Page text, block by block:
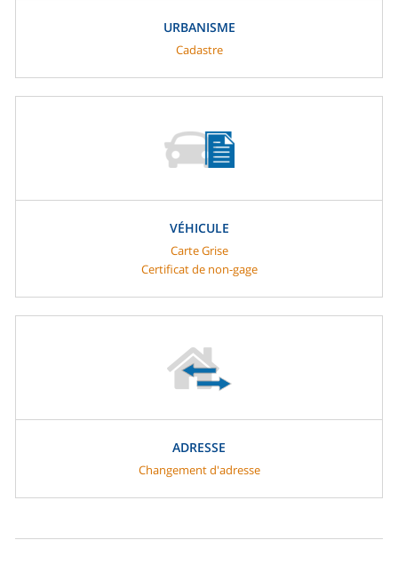
URBANISME
Cadastre
VÉHICULE
Carte Grise
Certificat de non-gage
ADRESSE
Changement d'adresse